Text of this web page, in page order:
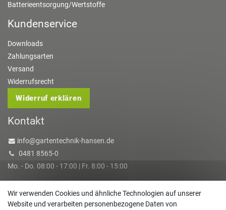
Batterieentsorgung/Wertstoffe
Kundenservice
Downloads
Zahlungsarten
Versand
Widerrufsrecht
Widerruf erklären
Kontakt
info@gartentechnik-hansen.de
0481 8565-0
Mo. - Do. 08:00 - 17:00 | Fr. 8:00 - 15:00
abweichend (abhängig vom Provider).
Wir verwenden Cookies und ähnliche Technologien auf unserer
Website und verarbeiten personenbezogene Daten von